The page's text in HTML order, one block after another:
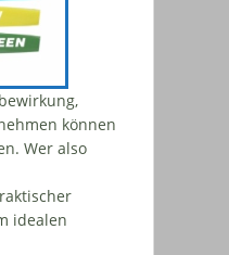
können
Wer also
idealen